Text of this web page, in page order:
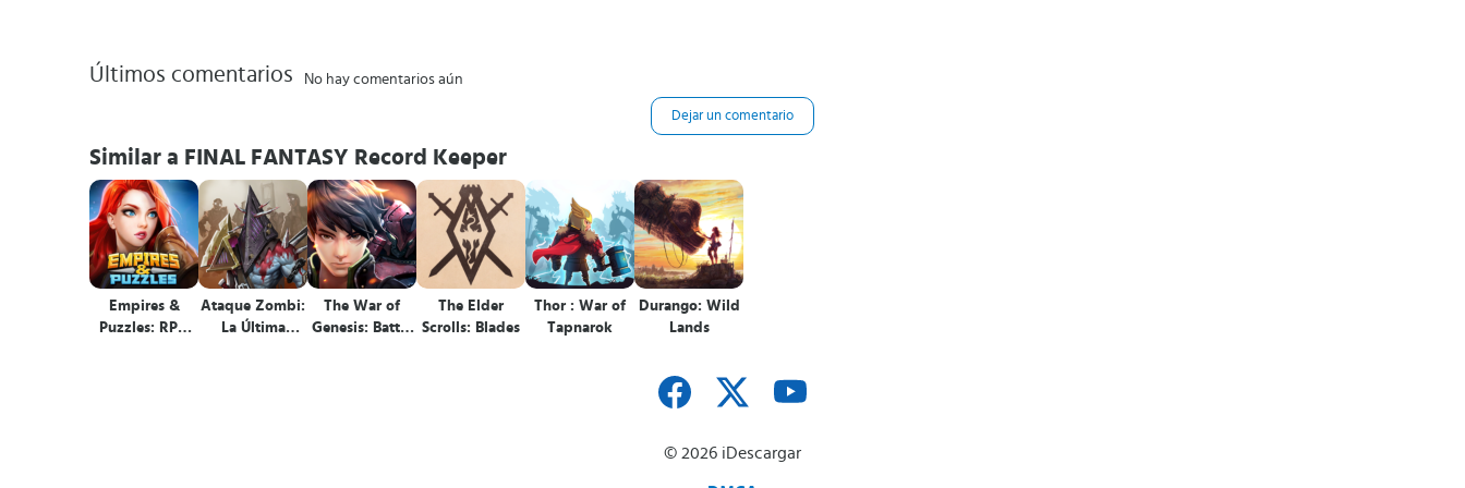
Últimos comentarios No hay comentarios aún
Dejar un comentario
Similar a FINAL FANTASY Record Keeper
Empires &
Puzzles: RPG
Ataque Zombi:
La Última
The War of
Genesis: Battle
The Elder
Scrolls: Blades
Thor : War of
Tapnarok
Durango: Wild
Lands
© 2026 iDescargar